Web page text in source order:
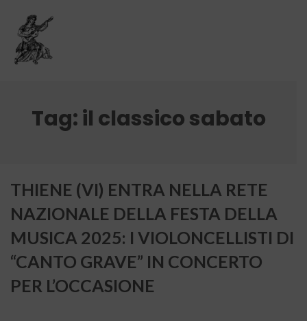
Tag:il classico sabato
THIENE (VI) ENTRA NELLA RETE
NAZIONALE DELLA FESTA DELLA
MUSICA 2025: I VIOLONCELLISTI DI
“CANTO GRAVE” IN CONCERTO
PER L’OCCASIONE